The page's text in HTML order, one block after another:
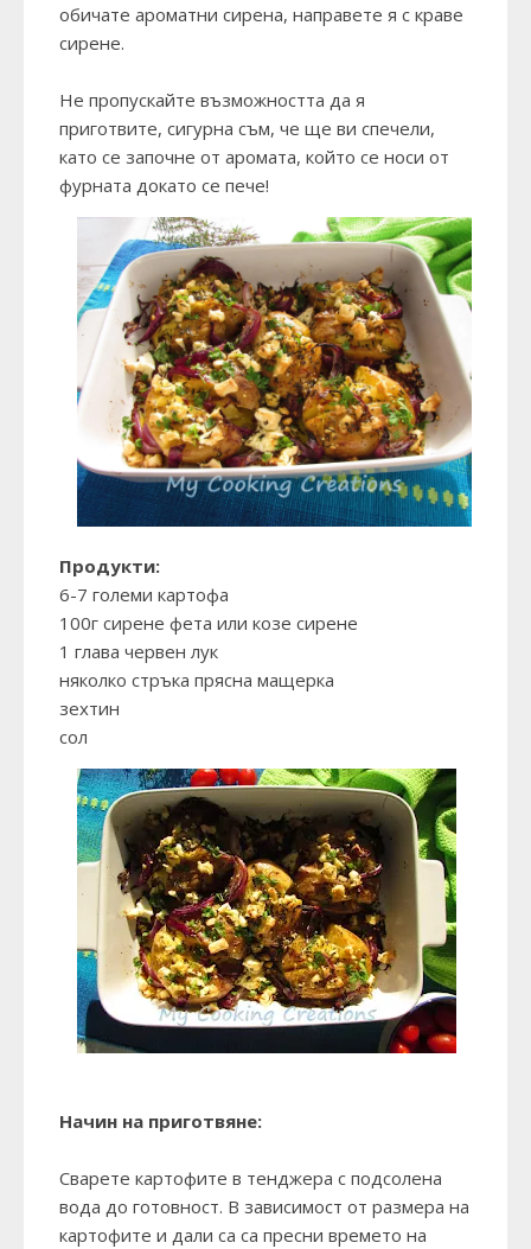
обичате ароматни сирена, направете я с краве
сирене.
Не пропускайте възможността да я
приготвите, сигурна съм, че ще ви спечели,
като се започне от аромата, който се носи от
фурната докато се пече!
Продукти:
6-7 големи картофа
100г сирене фета или козе сирене
1 глава червен лук
няколко стръка прясна мащерка
зехтин
сол
Начин на приготвяне:
Сварете картофите в тенджера с подсолена
вода до готовност. В зависимост от размера на
картофите и дали са са пресни времето на